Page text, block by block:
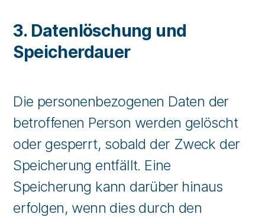
3. Datenlöschung und
Speicherdauer
Die personenbezogenen Daten der
betroffenen Person werden gelöscht
oder gesperrt, sobald der Zweck der
Speicherung entfällt. Eine
Speicherung kann darüber hinaus
erfolgen, wenn dies durch den